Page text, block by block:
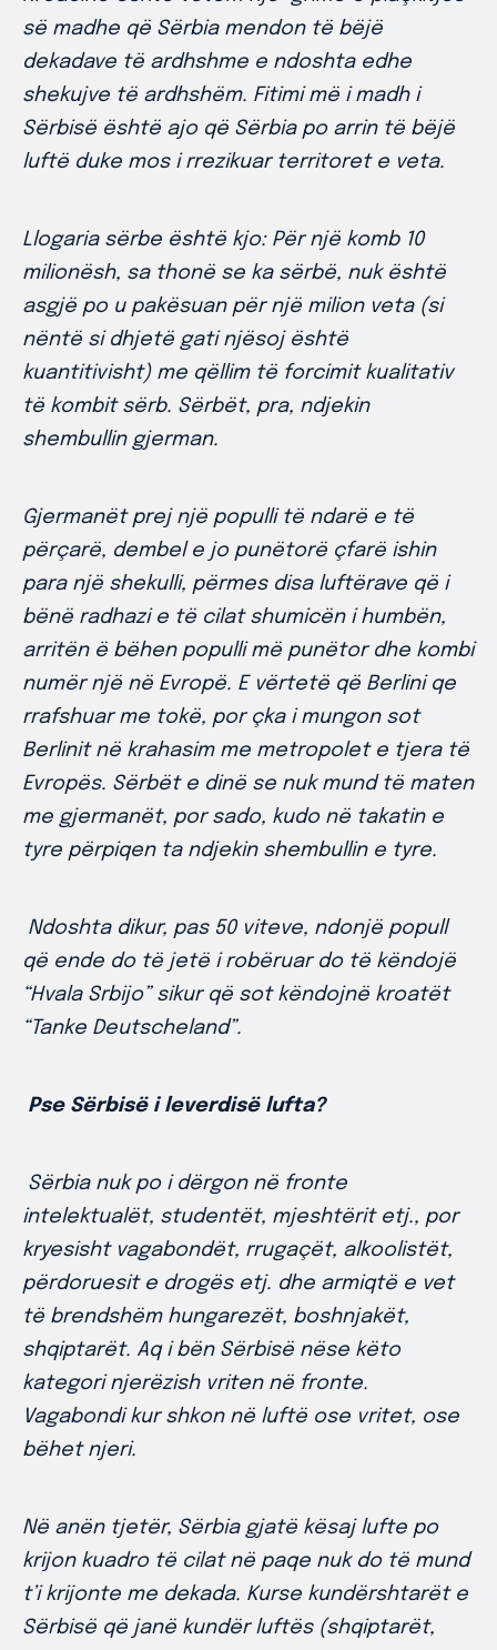
së madhe që Sërbia mendon të bëjë
dekadave të ardhshme e ndoshta edhe
shekujve të ardhshëm. Fitimi më i madh i
Sërbisë është ajo që Sërbia po arrin të bëjë
luftë duke mos i rrezikuar territoret e veta.
Llogaria sërbe është kjo: Për një komb 10
milionësh, sa thonë se ka sërbë, nuk është
asgjë po u pakësuan për një milion veta (si
nëntë si dhjetë gati njësoj është
kuantitivisht) me qëllim të forcimit kualitativ
të kombit sërb. Sërbët, pra, ndjekin
shembullin gjerman.
Gjermanët prej një populli të ndarë e të
përçarë, dembel e jo punëtorë çfarë ishin
para një shekulli, përmes disa luftërave që i
bënë radhazi e të cilat shumicën i humbën,
arritën ë bëhen populli më punëtor dhe kombi
numër një në Evropë. E vërtetë që Berlini qe
rrafshuar me tokë, por çka i mungon sot
Berlinit në krahasim me metropolet e tjera të
Evropës. Sërbët e dinë se nuk mund të maten
me gjermanët, por sado, kudo në takatin e
tyre përpiqen ta ndjekin shembullin e tyre.
Ndoshta dikur, pas 50 viteve, ndonjë popull
që ende do të jetë i robëruar do të këndojë
“Hvala Srbijo” sikur që sot këndojnë kroatët
“Tanke Deutscheland”.
Pse Sërbisë i leverdisë lufta?
Sërbia nuk po i dërgon në fronte
intelektualët, studentët, mjeshtërit etj., por
kryesisht vagabondët, rrugaçët, alkoolistët,
përdoruesit e drogës etj. dhe armiqtë e vet
të brendshëm hungarezët, boshnjakët,
shqiptarët. Aq i bën Sërbisë nëse këto
kategori njerëzish vriten në fronte.
Vagabondi kur shkon në luftë ose vritet, ose
bëhet njeri.
Në anën tjetër, Sërbia gjatë kësaj lufte po
krijon kuadro të cilat në paqe nuk do të mund
t’i krijonte me dekada. Kurse kundërshtarët e
Sërbisë që janë kundër luftës (shqiptarët,